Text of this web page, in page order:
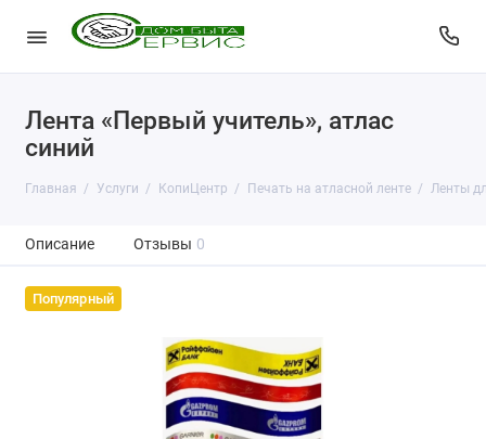
Лента «Первый учитель», атлас
синий
Главная Услуги КопиЦентр Печать на атласной ленте Ленты
Описание Отзывы 0
Популярный